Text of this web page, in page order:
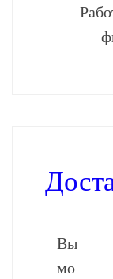
Вы
мо